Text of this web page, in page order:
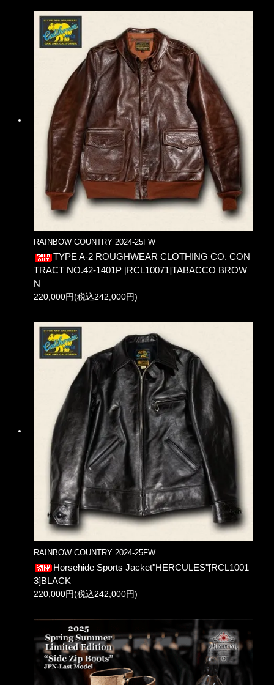
RAINBOW COUNTRY 2024-25FW
TYPE A-2 ROUGHWEAR CLOTHING CO. CON
TRACT NO.42-1401P [RCL10071]TABACCO BROW
N
220,000円(税込242,000円)
RAINBOW COUNTRY 2024-25FW
Horsehide Sports Jacket"HERCULES"[RCL1001
3]BLACK
220,000円(税込242,000円)